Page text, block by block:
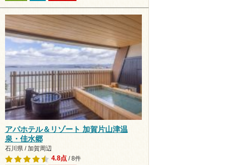
アパホテル＆リゾート 加賀片山津温
泉・佳水郷
石川県 / 加賀周辺
4.8点/ 8件